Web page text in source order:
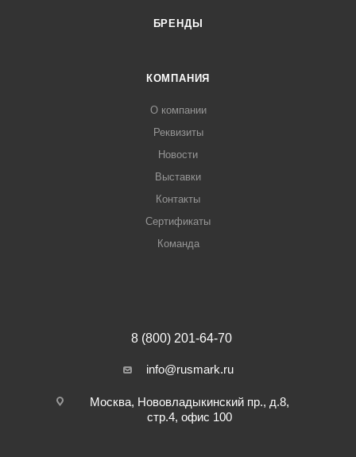
БРЕНДЫ
КОМПАНИЯ
О компании
Реквизиты
Новости
Выставки
Контакты
Сертификаты
Команда
8 (800) 201-64-70
info@rusmark.ru
Москва, Нововладыкинский пр., д.8,
стр.4, офис 100